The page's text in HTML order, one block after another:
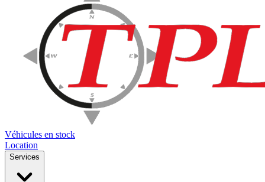
Véhicules en stock
Location
Services